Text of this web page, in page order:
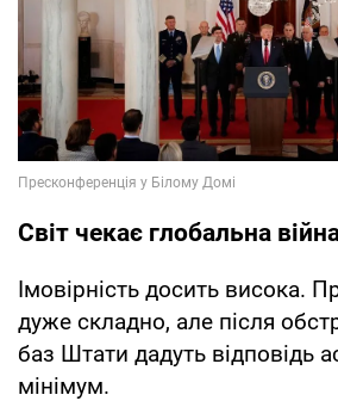
Світ чекає глобальна
Імовірність досить висока.
дуже складно, але після
баз Штати дадуть відповідь
мінімум.